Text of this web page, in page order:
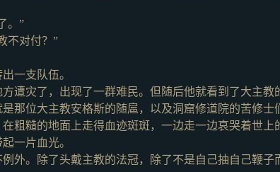
。”
不对付？”
一支队伍。
遭灾了，出现了一群难民。但随后他就看到了大主教
那位大主教安格斯的随扈，以及洞窟修道院的苦修士
粗糙的地面上走得血迹斑斑，一边走一边哀哭着世
一片血光。
外。除了头戴主教的法冠，除了不是自己抽自己鞭子